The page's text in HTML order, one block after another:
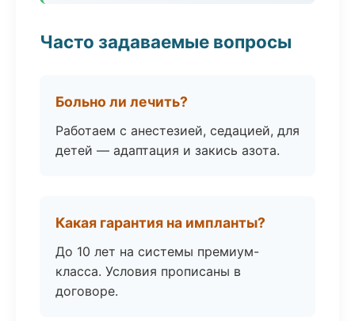
Часто задаваемые вопросы
Больно ли лечить?
Работаем с анестезией, седацией, для
детей — адаптация и закись азота.
Какая гарантия на импланты?
До 10 лет на системы премиум-
класса. Условия прописаны в
договоре.